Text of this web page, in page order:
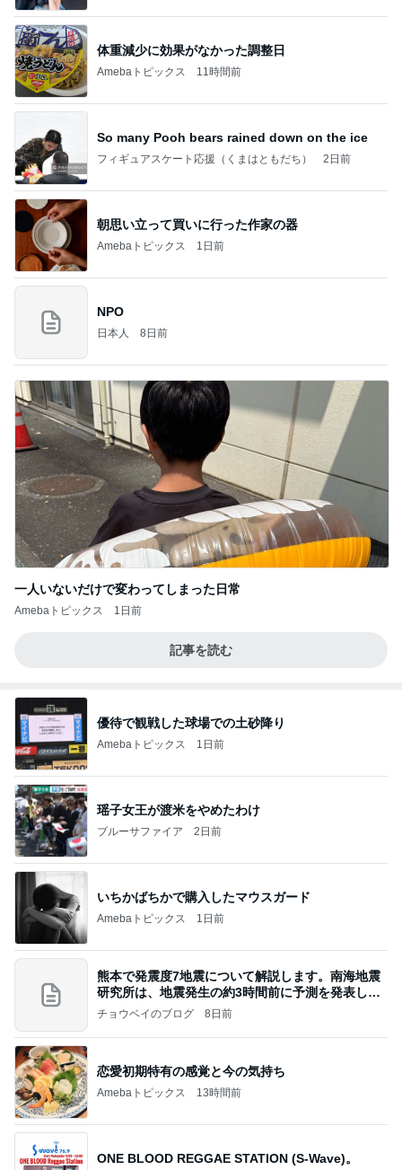
体重減少に効果がなかった調整日
Amebaトピックス 11時間前
So many Pooh bears rained down on the ice
フィギュアスケート応援（くまはともだち） 2日前
朝思い立って買いに行った作家の器
Amebaトピックス 1日前
NPO
日本人 8日前
一人いないだけで変わってしまった日常
Amebaトピックス 1日前
記事を読む
優待で観戦した球場での土砂降り
Amebaトピックス 1日前
瑶子女王が渡米をやめたわけ
ブルーサファイア 2日前
いちかばちかで購入したマウスガード
Amebaトピックス 1日前
熊本で発震度7地震について解説します。南海地震
研究所は、地震発生の約3時間前に予測を発表しま
した
チョウベイのブログ 8日前
恋愛初期特有の感覚と今の気持ち
Amebaトピックス 13時間前
ONE BLOOD REGGAE STATION (S-Wave)。